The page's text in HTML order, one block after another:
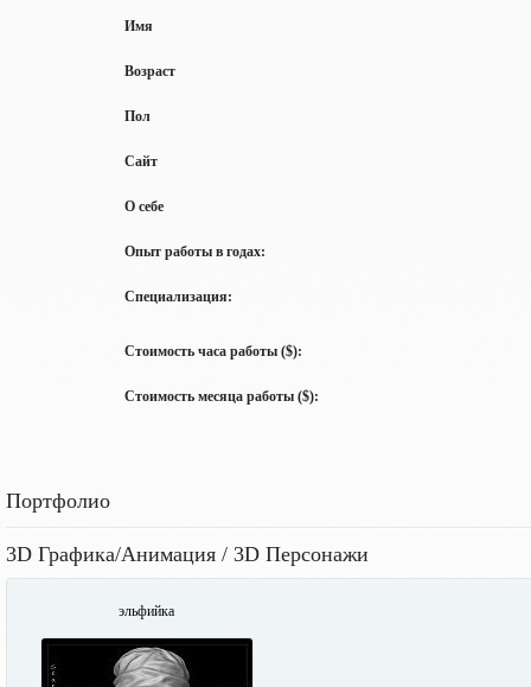
Имя
Возраст
Пол
Сайт
О себе
Опыт работы в годах:
Специализация:
Стоимость часа работы ($):
Стоимость месяца работы ($):
Портфолио
3D Графика/Анимация / 3D Персонажи
эльфийка